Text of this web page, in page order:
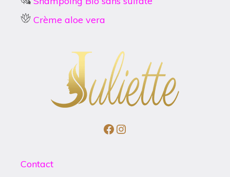
Crème aloe vera
Facebook
Instagram
Contact